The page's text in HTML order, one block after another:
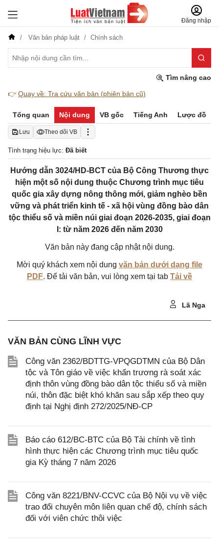
Đăng nhập
Văn bản pháp luật Chính sách
Tìm nâng cao
👉 Quay về: Tra cứu văn bản (phiên bản cũ)
Tổng quan Nội dung VB gốc Tiếng Anh Lược đồ
Lưu Theo dõi VB
Tình trạng hiệu lực: Đã biết
Hướng dẫn 3024/HD-BCT của Bộ Công Thương thực
hiện một số nội dung thuộc Chương trình mục tiêu
quốc gia xây dựng nông thông mới, giảm nghèo bền
vững và phát triển kinh tế - xã hội vùng đồng bào dân
tộc thiểu số và miền núi giai đoạn 2026-2035, giai đoạn
I: từ năm 2026 đến năm 2030
Văn bản này đang cập nhật nội dung.
Mời quý khách xem nội dung văn bản dưới dạng file
PDF. Để tải văn bản, vui lòng xem tại tab Tải về
Lã Nga
VĂN BẢN CÙNG LĨNH VỰC
Công văn 2362/BDTTG-VPQGDTMN của Bộ Dân
tộc và Tôn giáo về việc khẩn trương rà soát xác
định thôn vùng đồng bào dân tộc thiểu số và miền
núi, thôn đặc biệt khó khăn sau sắp xếp theo quy
định tại Nghị định 272/2025/NĐ-CP
Báo cáo 612/BC-BTC của Bộ Tài chính về tình
hình thực hiện các Chương trình mục tiêu quốc
gia Kỳ tháng 7 năm 2026
Công văn 8221/BNV-CCVC của Bộ Nội vụ về việc
trao đổi chuyên môn liên quan chế độ, chính sách
đối với viên chức thôi việc